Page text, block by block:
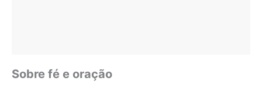
Sobre fé e oração